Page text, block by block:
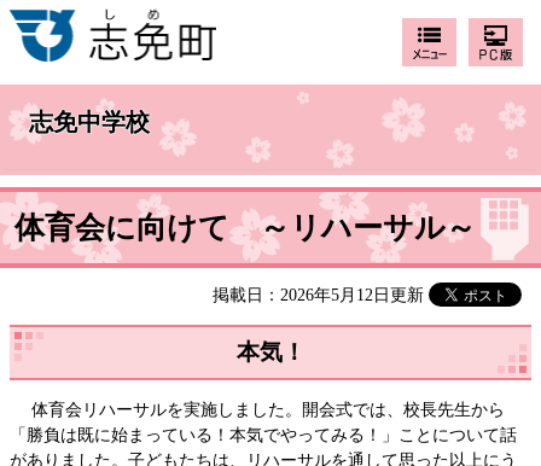
志免中学校
体育会に向けて ～リハーサル～
掲載日：2026年5月12日更新
本気！
体育会リハーサルを実施しました。開会式では、校長先生から
「勝負は既に始まっている！本気でやってみる！」ことについて話
がありました。子どもたちは、リハーサルを通して思った以上にう